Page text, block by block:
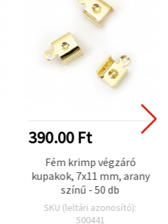
390.00 Ft
Fém krimp végzáró
kupakok, 7x11 mm, arany
színű - 50 db
SKU (leltári azonosító):
500441